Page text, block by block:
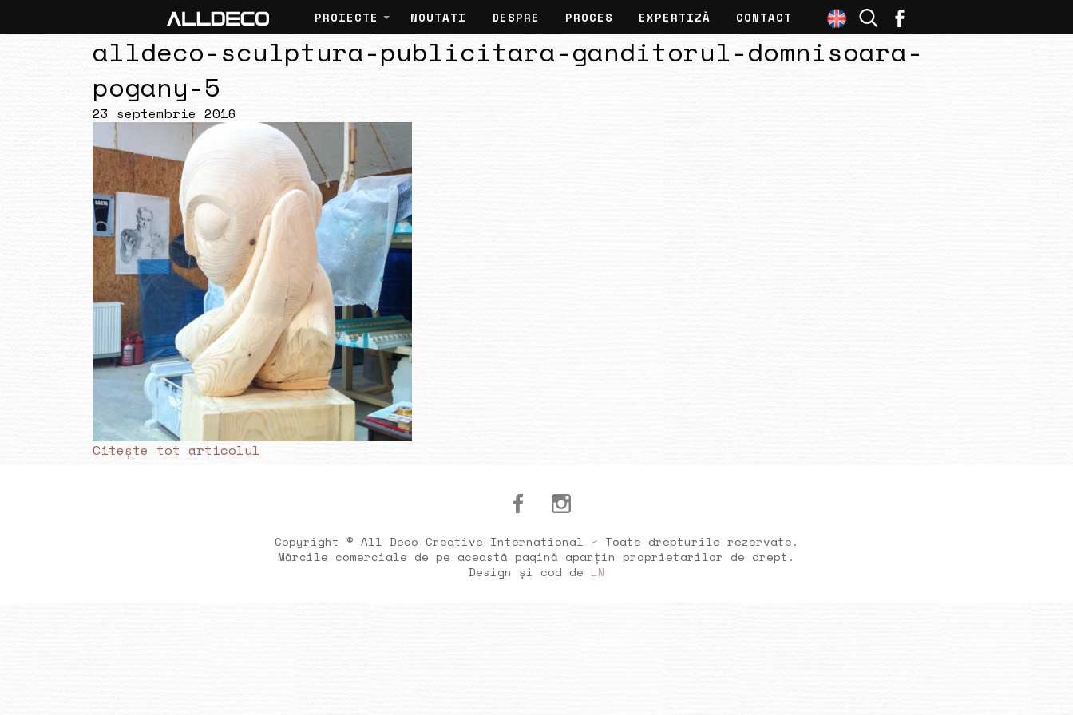
PROIECTE NOUTATI DESPRE PROCES EXPERTIZĂ CONTACT
alldeco-sculptura-publicitara-ganditorul-domnisoara-
pogany-5
23 septembrie 2016
Citește tot articolul
Copyright © All Deco Creative International ⁄ Toate drepturile rezervate.
Mărcile comerciale de pe această pagină aparțin proprietarilor de drept.
Design și cod de LN